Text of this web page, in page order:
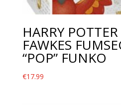
HARRY
FAWKES
“POP” FUNKO
€17.99